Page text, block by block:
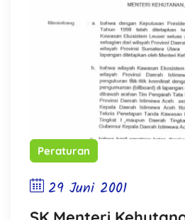
Peraturan
29 Juni 2001